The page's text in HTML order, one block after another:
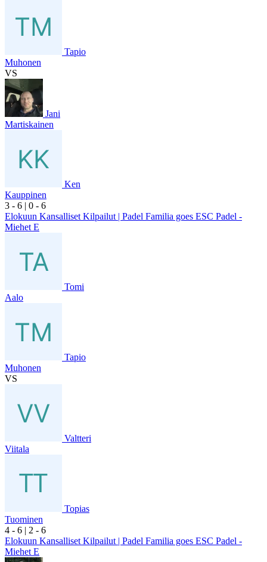
Tapio
Muhonen
VS
Jani
Martiskainen
Ken
Kauppinen
3 - 6 | 0 - 6
Elokuun Kansalliset Kilpailut | Padel Familia goes ESC Padel -
Miehet E
Tomi
Aalo
Tapio
Muhonen
VS
Valtteri
Viitala
Topias
Tuominen
4 - 6 | 2 - 6
Elokuun Kansalliset Kilpailut | Padel Familia goes ESC Padel -
Miehet E